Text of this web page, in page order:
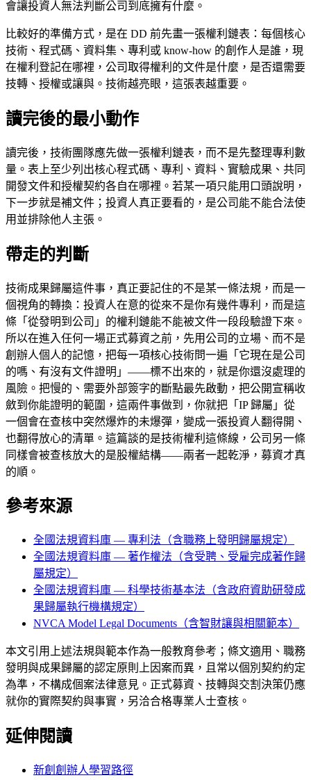
會讓投資人無法判斷公司到底擁有什麼。
比較好的準備方式，是在 DD 前先畫一張權利鏈表：每個核心
技術、程式碼、資料集、專利或 know-how 的創作人是誰，現
在權利登記在哪裡，公司取得權利的文件是什麼，是否還需要
技轉、授權或讓與。技術越亮眼，這張表越重要。
讀完後的最小動作
讀完後，技術團隊應先做一張權利鏈表，而不是先整理專利數
量。表上至少列出核心程式碼、專利、資料、實驗成果、共同
開發文件和授權契約各自在哪裡。若某一項只能用口頭說明，
下一步就是補文件；投資人真正要看的，是公司能不能合法使
用並排除他人主張。
帶走的判斷
技術成果歸屬這件事，真正要記住的不是某一條法規，而是一
個視角的轉換：投資人在意的從來不是你有幾件專利，而是這
條「從發明到公司」的權利鏈能不能被文件一段段驗證下來。
所以在進入任何一場正式募資之前，先用公司的立場、而不是
創辦人個人的記憶，把每一項核心技術問一遍「它現在是公司
的嗎、有沒有文件證明」——標不出來的，就是你還沒處理的
風險。把慢的、需要外部簽字的斷點最先啟動，把公開宣稱收
斂到你能證明的範圍，這兩件事做到，你就把「IP 歸屬」從
一個會在查核中突然爆炸的未爆彈，變成一張投資人翻得開、
也翻得放心的清單。這篇談的是技術權利這條線，公司另一條
同樣會被查核放大的是股權結構——兩者一起乾淨，募資才真
的順。
參考來源
全國法規資料庫 — 專利法（含職務上發明歸屬規定）
全國法規資料庫 — 著作權法（含受聘、受雇完成著作歸
屬規定）
全國法規資料庫 — 科學技術基本法（含政府資助研發成
果歸屬執行機構規定）
NVCA Model Legal Documents（含智財讓與相關範本）
本文引用上述法規與範本作為一般教育參考；條文適用、職務
發明與成果歸屬的認定原則上因案而異，且常以個別契約約定
為準，不構成個案法律意見。正式募資、技轉與交割決策仍應
就你的實際契約與事實，另洽合格專業人士查核。
延伸閱讀
新創創辦人學習路徑